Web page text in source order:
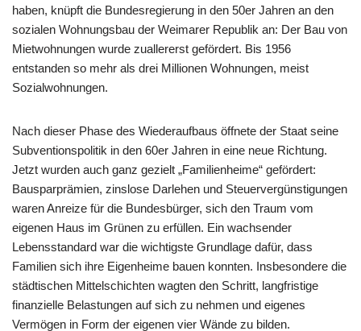
haben, knüpft die Bundesregierung in den 50er Jahren an den
sozialen Wohnungsbau der Weimarer Republik an: Der Bau von
Mietwohnungen wurde zuallererst gefördert. Bis 1956
entstanden so mehr als drei Millionen Wohnungen, meist
Sozialwohnungen.
Nach dieser Phase des Wiederaufbaus öffnete der Staat seine
Subventionspolitik in den 60er Jahren in eine neue Richtung.
Jetzt wurden auch ganz gezielt „Familienheime“ gefördert:
Bausparprämien, zinslose Darlehen und Steuervergünstigungen
waren Anreize für die Bundesbürger, sich den Traum vom
eigenen Haus im Grünen zu erfüllen. Ein wachsender
Lebensstandard war die wichtigste Grundlage dafür, dass
Familien sich ihre Eigenheime bauen konnten. Insbesondere die
städtischen Mittelschichten wagten den Schritt, langfristige
finanzielle Belastungen auf sich zu nehmen und eigenes
Vermögen in Form der eigenen vier Wände zu bilden.